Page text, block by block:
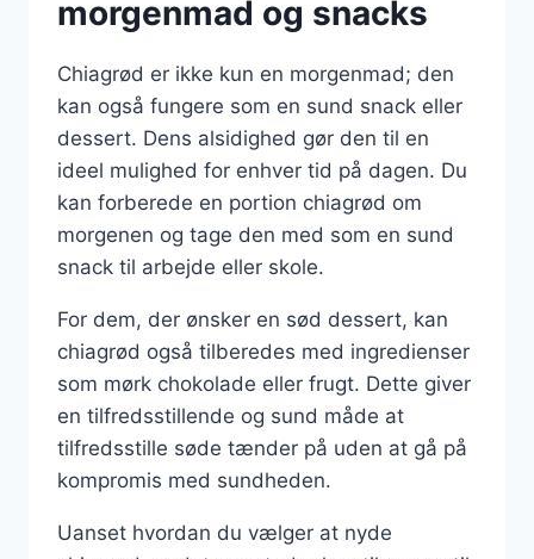
morgenmad og snacks
Chiagrød er ikke kun en morgenmad; den
kan også fungere som en sund snack eller
dessert. Dens alsidighed gør den til en
ideel mulighed for enhver tid på dagen. Du
kan forberede en portion chiagrød om
morgenen og tage den med som en sund
snack til arbejde eller skole.
For dem, der ønsker en sød dessert, kan
chiagrød også tilberedes med ingredienser
som mørk chokolade eller frugt. Dette giver
en tilfredsstillende og sund måde at
tilfredsstille søde tænder på uden at gå på
kompromis med sundheden.
Uanset hvordan du vælger at nyde